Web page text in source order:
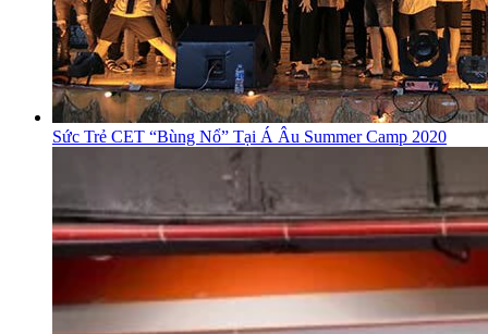
Sức Trẻ CET “Bùng Nổ” Tại Á Âu Summer Camp 2020